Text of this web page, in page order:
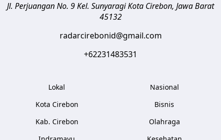
Jl. Perjuangan No. 9 Kel. SunyaragiKota Cirebon, Jawa Barat
45132
radarcirebonid@gmail.com
+62231483531
Lokal
Kota Cirebon
Kab. Cirebon
Nasional
Bisnis
Olahraga